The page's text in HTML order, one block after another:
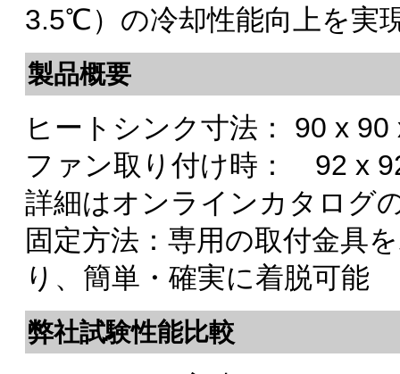
3.5℃）の冷却性能向上を実
製品概要
ヒートシンク寸法： 90 x 90
ファン取り付け時： 92 x
詳細はオンラインカタログ
固定方法：専用の取付金具
り、簡単・確実に着脱可能
弊社試験性能比較